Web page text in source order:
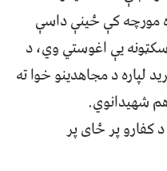
مورچه کې ځينې داسې
يې اغوستي وي، د
لپاره د مجاهدينو خوا ته
شهيدانوي.
پر ځای پر